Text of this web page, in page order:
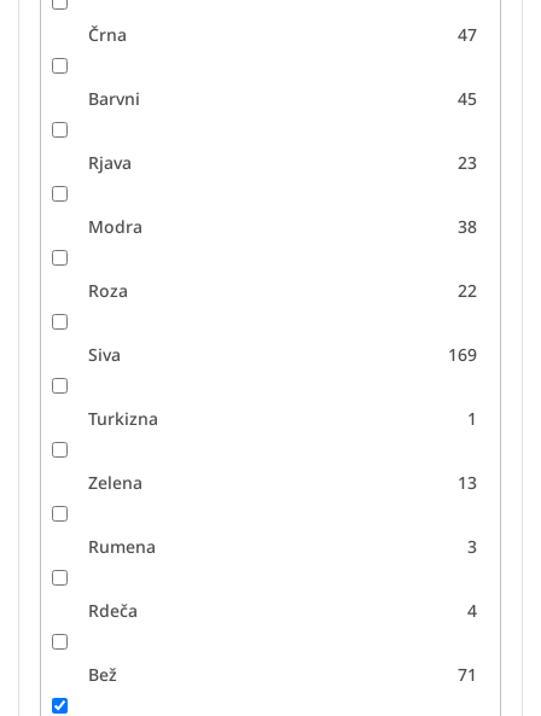
Črna 47
Barvni 45
Rjava 23
Modra 38
Roza 22
Siva 169
Turkizna 1
Zelena 13
Rumena 3
Rdeča 4
Bež 71